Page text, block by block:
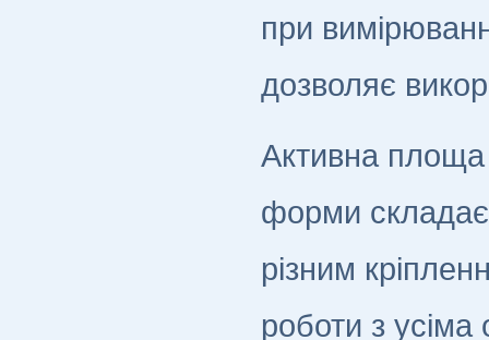
при
дозволяє
Активна площа
форми
різним
роботи з усіма